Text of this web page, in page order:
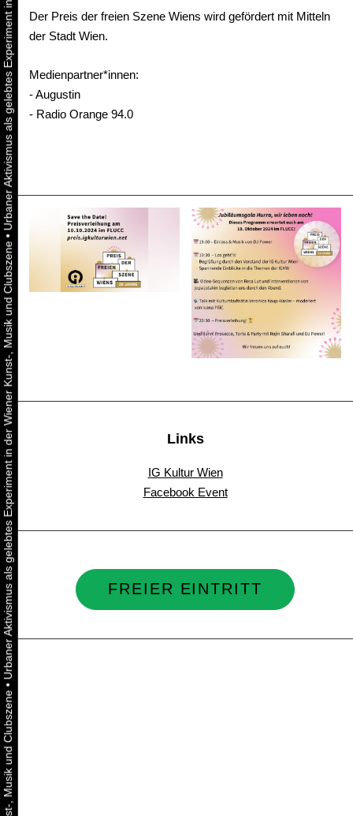
•
Urbaner Aktivismus als gelebtes Experiment in der Wiener Kunst-, Musik und Clubszene
•
Der Preis der freien Szene Wiens wird gefördert mit Mitteln
der Stadt Wien.
Medienpartner*innen:
- Augustin
- Radio Orange 94.0
Links
IG Kultur Wien
Facebook Event
FREIER EINTRITT